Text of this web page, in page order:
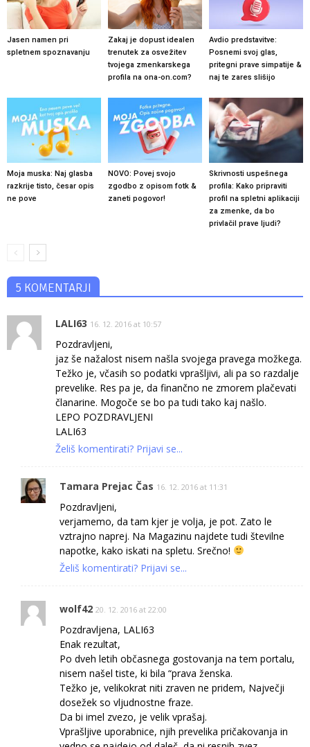
Jasen namen pri
spletnem spoznavanju
Zakaj je dopust idealen
trenutek za osvežitev
tvojega zmenkarskega
profila na ona-on.com?
Avdio predstavitve:
Posnemi svoj glas,
pritegni prave simpatije &
naj te zares slišijo
Moja muska: Naj glasba
razkrije tisto, česar opis
ne pove
NOVO: Povej svojo
zgodbo z opisom fotk &
zaneti pogovor!
Skrivnosti uspešnega
profila: Kako pripraviti
profil na spletni aplikaciji
za zmenke, da bo
privlačil prave ljudi?
5 KOMENTARJI
LALI63 16. 12. 2016 at 10:57
Pozdravljeni,
jaz še nažalost nisem našla svojega pravega možkega.
Težko je, včasih so podatki vprašljivi, ali pa so razdalje
prevelike. Res pa je, da finančno ne zmorem plačevati
članarine. Mogoče se bo pa tudi tako kaj našlo.
LEPO POZDRAVLJENI
LALI63
Želiš komentirati? Prijavi se...
Tamara Prejac Čas 16. 12. 2016 at 11:31
Pozdravljeni,
verjamemo, da tam kjer je volja, je pot. Zato le
vztrajno naprej. Na Magazinu najdete tudi številne
napotke, kako iskati na spletu. Srečno!
Želiš komentirati? Prijavi se...
wolf42 20. 12. 2016 at 22:00
Pozdravljena, LALI63
Enak rezultat,
Po dveh letih občasnega gostovanja na tem portalu,
nisem našel tiste, ki bila “prava ženska.
Težko je, velikokrat niti zraven ne pridem, Največji
dosežek so vljudnostne fraze.
Da bi imel zvezo, je velik vprašaj.
Vprašljive uporabnice, njih prevelika pričakovanja in